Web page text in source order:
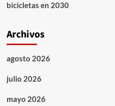
bicicletas en 2030
Archivos
agosto 2026
julio 2026
mayo 2026